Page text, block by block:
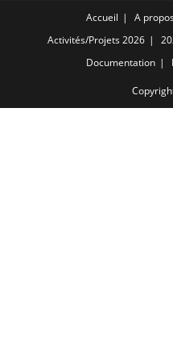
Accueil A
Activités/Projets2026
Documentation